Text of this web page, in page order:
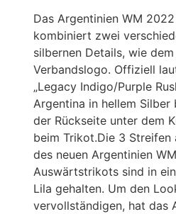
Das Argentinien WM
kombiniert zwei
silbernen Details, wie
Verbandslogo. Offiziell
„Legacy Indigo/Purple
Argentina in hellem
der Rückseite unter dem
beim Trikot.Die 3 Streifen
des neuen Argentinien
Auswärtstrikots sind in
Lila gehalten. Um den
vervollständigen, hat das